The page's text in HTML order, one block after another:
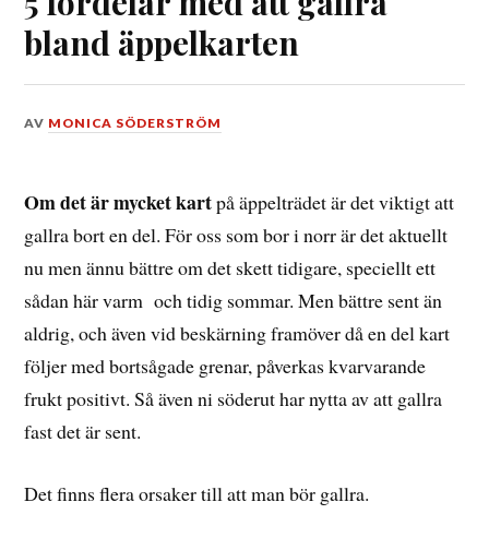
bland äppelkarten
DEN
2018
AV MONICA SÖDERSTRÖM
Om det är mycket kartpå äppelträdet är det viktigt att
gallra bort en del. För oss som bor i norr är det aktuellt
nu men ännu bättre om det skett tidigare, speciellt ett
sådan här varm och tidig sommar. Men bättre sent än
aldrig, och även vid beskärning framöver då en del kart
följer med bortsågade grenar, påverkas kvarvarande
frukt positivt. Så även ni söderut har nytta av att gallra
fast det är sent.
Det finns flera orsaker till att man bör gallra.